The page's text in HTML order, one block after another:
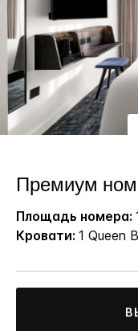
Премиум
Площадь номера:
Кровати: 1 Queen